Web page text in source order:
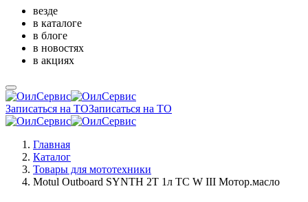
везде
в каталоге
в блоге
в новостях
в акциях
Записаться на ТОЗаписаться на ТО
Главная
Каталог
Товары для мототехники
Motul Outboard SYNTH 2T 1л TC W III Мотор.масло